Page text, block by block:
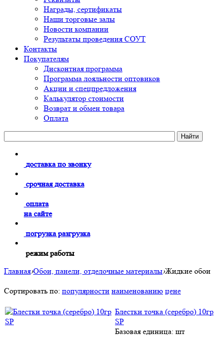
Награды, сертификаты
Наши торговые залы
Новости компании
Результаты проведения СОУТ
Контакты
Покупателям
Дисконтная программа
Программа лояльности оптовиков
Акции и спецпредложения
Калькулятор стоимости
Возврат и обмен товара
Оплата
доставка по звонку
срочная доставка
оплата
на сайте
погрузка разгрузка
режим работы
Главная›Обои, панели, отделочные материалы›Жидкие обои
Сортировать по: популярности наименованию цене
Блестки точка (серебро) 10гр
SP
Базовая единица: шт